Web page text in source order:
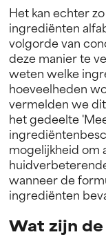
Het kan echter
ingrediënten
volgorde van
deze manier te
weten welke
hoeveelheden
vermelden we
het gedeelte
mogelijkheid om
wanneer de
ingrediënten
Wat zijn